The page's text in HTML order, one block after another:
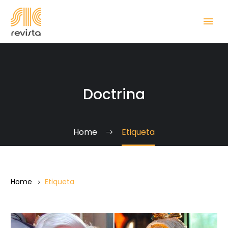
Doctrina
Home Etiqueta
Home Etiqueta
Esta